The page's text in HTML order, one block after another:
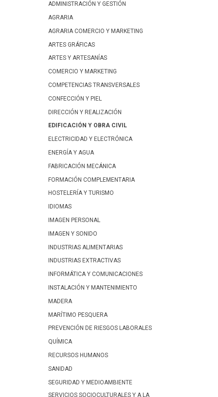
ADMINISTRACIÓN Y GESTIÓN
AGRARIA
AGRARIA COMERCIO Y MARKETING
ARTES GRÁFICAS
ARTES Y ARTESANÍAS
COMERCIO Y MARKETING
COMPETENCIAS TRANSVERSALES
CONFECCIÓN Y PIEL
DIRECCIÓN Y REALIZACIÓN
EDIFICACIÓN Y OBRA CIVIL
ELECTRICIDAD Y ELECTRÓNICA
ENERGÍA Y AGUA
FABRICACIÓN MECÁNICA
FORMACIÓN COMPLEMENTARIA
HOSTELERÍA Y TURISMO
IDIOMAS
IMAGEN PERSONAL
IMAGEN Y SONIDO
INDUSTRIAS ALIMENTARIAS
INDUSTRIAS EXTRACTIVAS
INFORMÁTICA Y COMUNICACIONES
INSTALACIÓN Y MANTENIMIENTO
MADERA
MARÍTIMO PESQUERA
PREVENCIÓN DE RIESGOS LABORALES
QUÍMICA
RECURSOS HUMANOS
SANIDAD
SEGURIDAD Y MEDIOAMBIENTE
SERVICIOS SOCIOCULTURALES Y A LA